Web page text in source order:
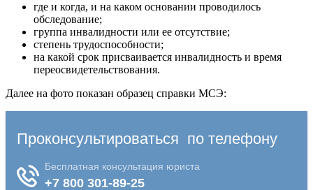
где и когда, и на каком основании проводилось
обследование;
группа инвалидности или ее отсутствие;
степень трудоспособности;
на какой срок присваивается инвалидность и время
переосвидетельствования.
Далее на фото показан образец справки МСЭ: